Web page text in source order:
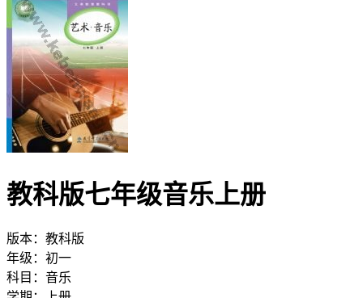
教科版七年级音乐上册
版本： 教科版
年级： 初一
科目： 音乐